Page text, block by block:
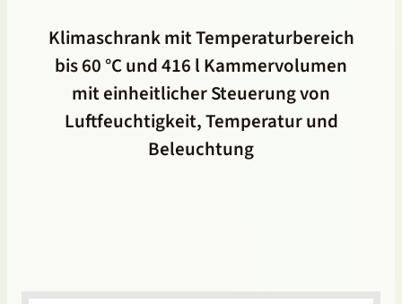
Klimaschrank mit Temperaturbereich
bis 60 °C und 416 l Kammervolumen
mit einheitlicher Steuerung von
Luftfeuchtigkeit, Temperatur und
Beleuchtung